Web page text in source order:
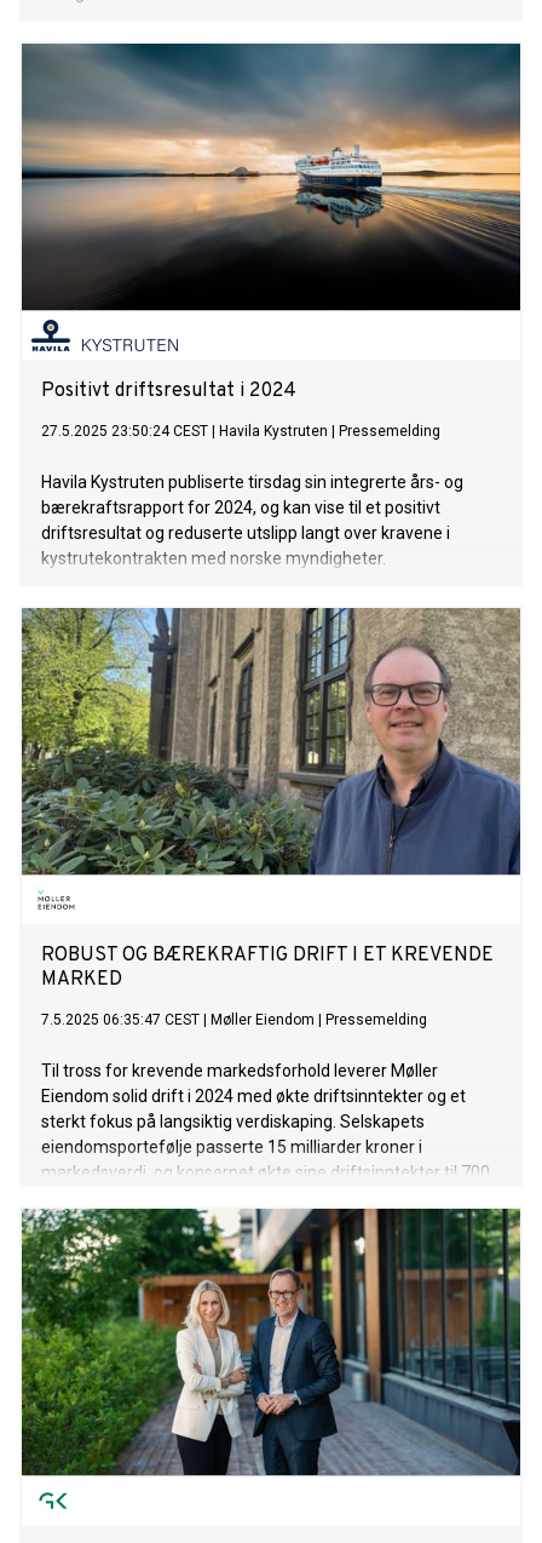
Positivt driftsresultat i 2024
27.5.2025 23:50:24 CEST Havila Kystruten Pressemelding
Havila Kystruten publiserte tirsdag sin integrerte års- og
bærekraftsrapport for 2024, og kan vise til et positivt
driftsresultat og reduserte utslipp langt over kravene i
kystrutekontrakten med norske myndigheter.
ROBUST OG BÆREKRAFTIG DRIFT I ET KREVENDE
MARKED
7.5.2025 06:35:47 CEST Møller Eiendom Pressemelding
Til tross for krevende markedsforhold leverer Møller
Eiendom solid drift i 2024 med økte driftsinntekter og et
sterkt fokus på langsiktig verdiskaping. Selskapets
eiendomsportefølje passerte 15 milliarder kroner i
markedsverdi, og konsernet økte sine driftsinntekter til 700